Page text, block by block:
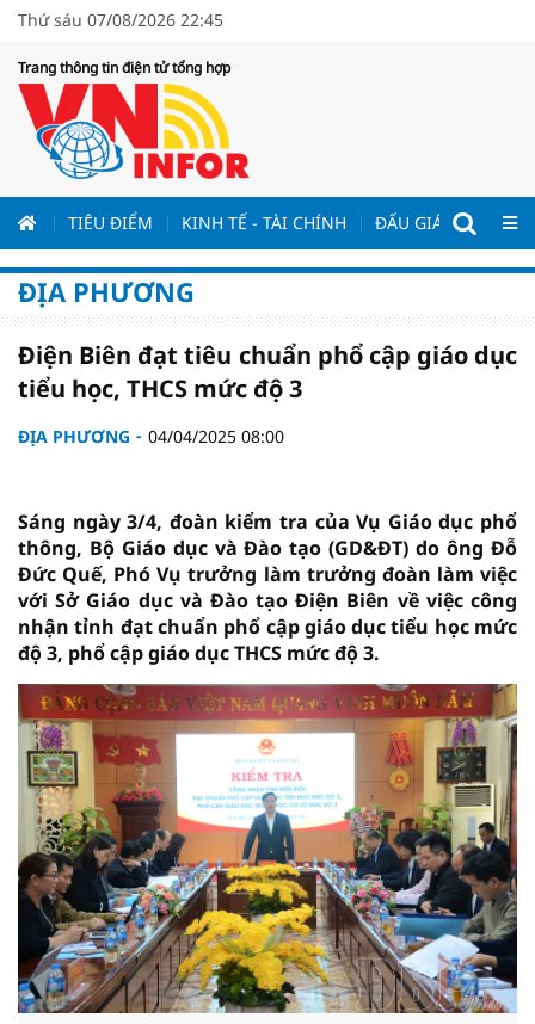
Thứ sáu 07/08/2026 22:45
Trang thông tin điện tử tổng hợp
TIÊU ĐIỂM KINH TẾ - TÀI CHÍNH ĐẤU GIÁ - ĐẤU
ĐỊA PHƯƠNG
Điện Biên đạt tiêu chuẩn phổ cập giáo dục
tiểu học, THCS mức độ 3
ĐỊA PHƯƠNG 04/04/2025 08:00
Sáng ngày 3/4, đoàn kiểm tra của Vụ Giáo dục phổ
thông, Bộ Giáo dục và Đào tạo (GD&ĐT) do ông Đỗ
Đức Quế, Phó Vụ trưởng làm trưởng đoàn làm việc
với Sở Giáo dục và Đào tạo Điện Biên về việc công
nhận tỉnh đạt chuẩn phổ cập giáo dục tiểu học mức
độ 3, phổ cập giáo dục THCS mức độ 3.